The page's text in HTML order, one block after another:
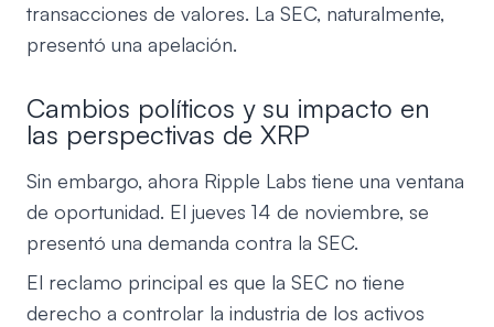
transacciones de valores. La SEC, naturalmente,
presentó una apelación.
Cambios políticos y su impacto en
las perspectivas de XRP
Sin embargo, ahora Ripple Labs tiene una ventana
de oportunidad. El jueves 14 de noviembre, se
presentó una demanda contra la SEC.
El reclamo principal es que la SEC no tiene
derecho a controlar la industria de los activos